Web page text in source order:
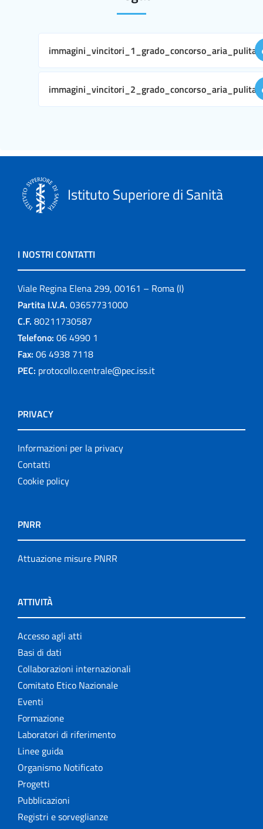
Istituto Superiore di Sanità
I NOSTRI CONTATTI
Viale Regina Elena 299, 00161 – Roma (I)
Partita I.V.A. 03657731000
C.F. 80211730587
Telefono: 06 4990 1
Fax: 06 4938 7118
PEC: protocollo.centrale@pec.iss.it
PRIVACY
Informazioni per la privacy
Contatti
Cookie policy
PNRR
Attuazione misure PNRR
ATTIVITÀ
Accesso agli atti
Basi di dati
Collaborazioni internazionali
Comitato Etico Nazionale
Eventi
Formazione
Laboratori di riferimento
Linee guida
Organismo Notificato
Progetti
Pubblicazioni
Registri e sorveglianze